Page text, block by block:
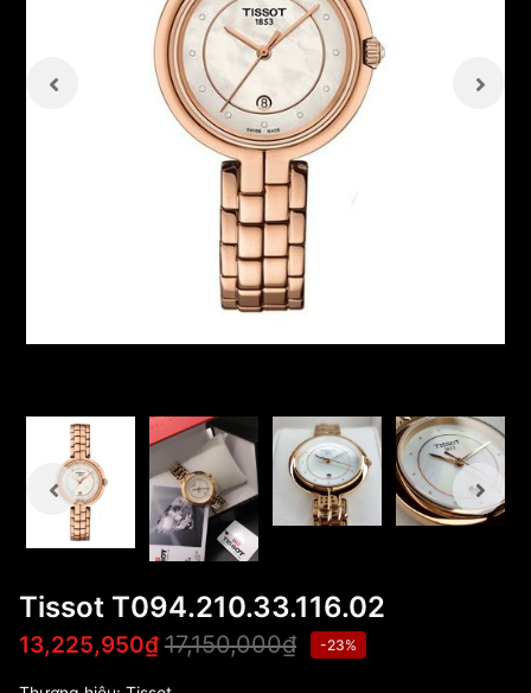
Tissot T094.210.33.116.02
13,225,950₫ 17,150,000₫ -23%